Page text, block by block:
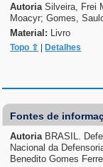
AutoriaSilveira, Frei
Moacyr; Gomes,
Material:
Livro
Topo ⇧ Detalhes
Fontes de
Autoria BRASIL.
Nacional da
Benedito Gomes